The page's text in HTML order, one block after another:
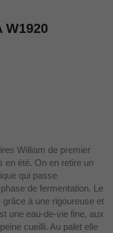
W1920
William de premier
en été. On en retire un
qui passe
de fermentation. Le
à une rigoureuse et
une eau-de-vie fine, aux
cueilli. Au palet elle